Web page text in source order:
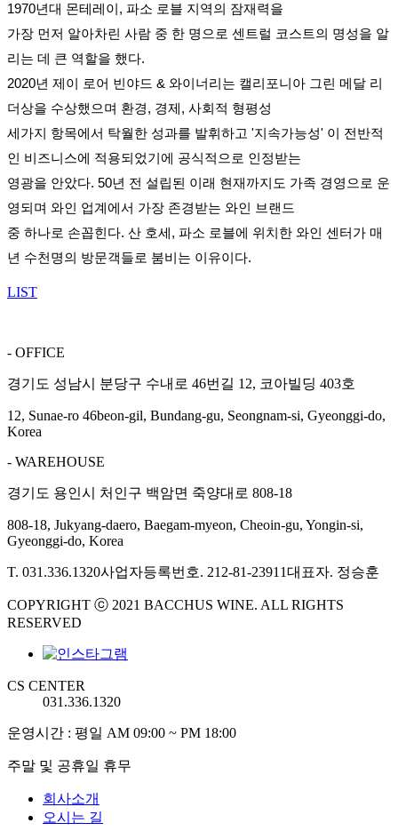
1970년대 몬테레이, 파소 로블 지역의 잠재력을
가장 먼저 알아차린 사람 중 한 명으로 센트럴 코스트의 명성을 알
리는 데 큰 역할을 했다.
2020년 제이 로어 빈야드 & 와이너리는 캘리포니아 그린 메달 리
더상을 수상했으며 환경, 경제, 사회적 형평성
세가지 항목에서 탁월한 성과를 발휘하고 '지속가능성' 이 전반적
인 비즈니스에 적용되었기에 공식적으로 인정받는
영광을 안았다. 50년 전 설립된 이래 현재까지도 가족 경영으로 운
영되며 와인 업계에서 가장 존경받는 와인 브랜 드
중 하나로 손꼽힌다. 산 호세, 파소 로블에 위치한 와인 센터가 매
년 수천명의 방문객들로 붐비는 이유이다.
LIST
- OFFICE
경기도 성남시 분당구 수내로 46번길 12, 코아빌딩 403호
12, Sunae-ro 46beon-gil, Bundang-gu, Seongnam-si, Gyeonggi-do,
Korea
- WAREHOUSE
경기도 용인시 처인구 백암면 죽양대로 808-18
808-18, Jukyang-daero, Baegam-myeon, Cheoin-gu, Yongin-si,
Gyeonggi-do, Korea
T. 031.336.1320사업자등록번호. 212-81-23911대표자. 정승훈
COPYRIGHT ⓒ 2021 BACCHUS WINE. ALL RIGHTS
RESERVED
CS CENTER
031.336.1320
운영시간 : 평일 AM 09:00 ~ PM 18:00
주말 및 공휴일 휴무
회사소개
오시는 길